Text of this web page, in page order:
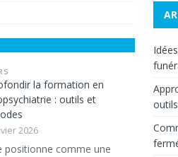
la formation en
: outils et
2026
positionne comme une